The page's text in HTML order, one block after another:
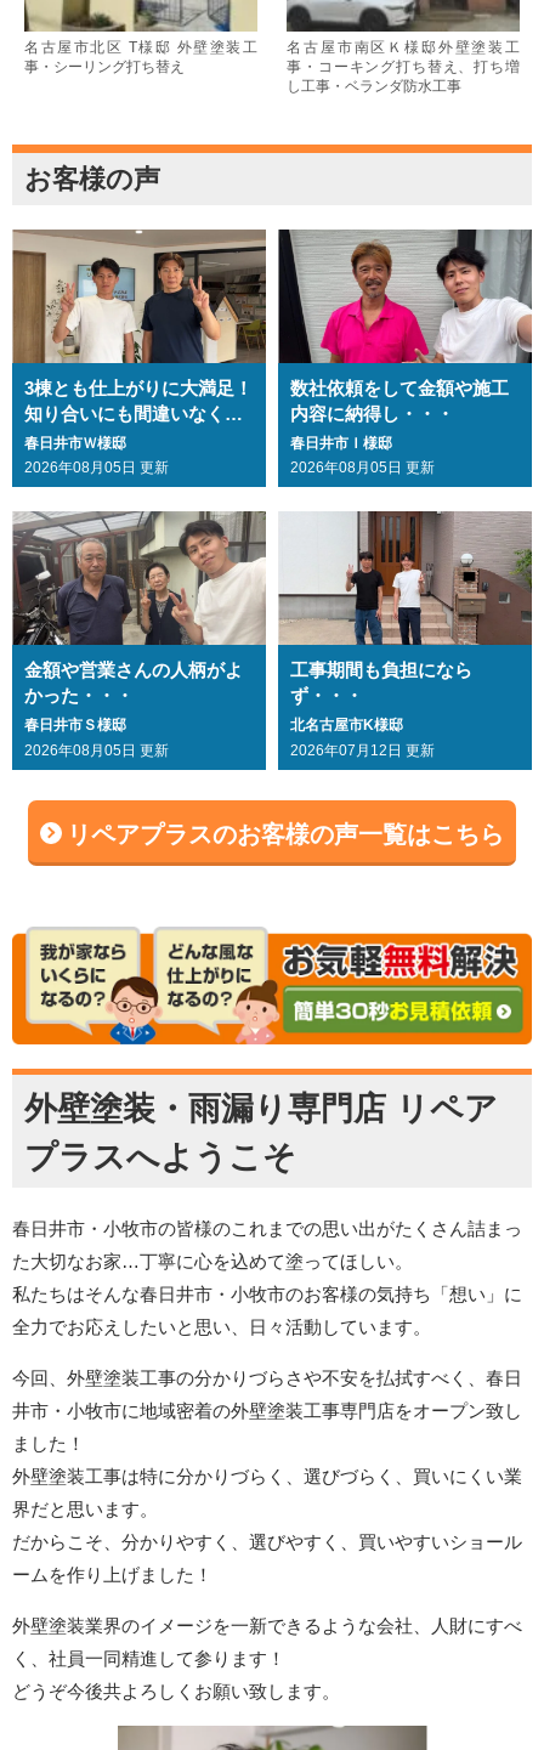
名古屋市北区 T様邸 外壁塗装工
事・シーリング打ち替え
名古屋市南区Ｋ様邸外壁塗装工
事・コーキング打ち替え、打ち増
し工事・ベランダ防水工事
お客様の声
3棟とも仕上がりに大満足！
知り合いにも間違いなくお
勧めします・・・
春日井市Ｗ様邸
2026年08月05日 更新
数社依頼をして金額や施工
内容に納得し・・・
春日井市Ｉ様邸
2026年08月05日 更新
金額や営業さんの人柄がよ
かった・・・
春日井市Ｓ様邸
2026年08月05日 更新
工事期間も負担になら
ず・・・
北名古屋市K様邸
2026年07月12日 更新
リペアプラスのお客様の声一覧はこちら
外壁塗装・雨漏り専門店 リペア
プラスへようこそ
春日井市・小牧市の皆様のこれまでの思い出がたくさん詰まっ
た大切なお家…丁寧に心を込めて塗ってほしい。
私たちはそんな春日井市・小牧市のお客様の気持ち「想い」に
全力でお応えしたいと思い、日々活動しています。
今回、外壁塗装工事の分かりづらさや不安を払拭すべく、春日
井市・小牧市に地域密着の外壁塗装工事専門店をオープン致し
ました！
外壁塗装工事は特に分かりづらく、選びづらく、買いにくい業
界だと思います。
だからこそ、分かりやすく、選びやすく、買いやすいショール
ームを作り上げました！
外壁塗装業界のイメージを一新できるような会社、人財にすべ
く、社員一同精進して参ります！
どうぞ今後共よろしくお願い致します。